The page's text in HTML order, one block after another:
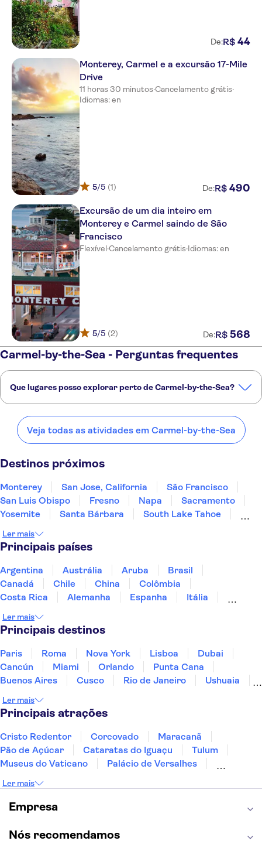
De:R$ 44
Monterey, Carmel e a excursão 17-Mile
Drive
11 horas 30 minutos·Cancelamento grátis·
Idiomas: en
5/5 (1) De:R$ 490
Excursão de um dia inteiro em
Monterey e Carmel saindo de São
Francisco
Flexível·Cancelamento grátis·Idiomas: en
5/5 (2) De:R$ 568
Carmel-by-the-Sea - Perguntas frequentes
Que lugares posso explorar perto de Carmel-by-the-Sea?
Carmel-by-the-Sea:
Monterey
San Luis Obispo
Veja todas as atividades em Carmel-by-the-Sea
Destinos próximos
Monterey San Jose, California
São Francisco
San Luis Obispo
Fresno Napa
Sacramento
Yosemite
Santa Bárbara
South Lake Tahoe
Reno
Santa Monica
Ler mais
Principais países
Argentina Austrália Aruba
Brasil
Canadá
Chile China
Colômbia
Costa Rica
Alemanha Espanha
Itália
Panamá
Peru
Ler mais
Principais destinos
Paris Roma Nova York Lisboa
Dubai
Cancún
Miami Orlando
Punta Cana
Buenos Aires
Cusco Rio de Janeiro
Ushuaia
Fernando de Noronha
Ler mais
Principais atrações
Cristo Redentor Corcovado
Maracanã
Pão de Açúcar
Cataratas do Iguaçu
Tulum
Museus do Vaticano
Palácio de Versalhes
Museu do Louvre
Sagrada Família
Estátua da Liberdade
Torre de Belém
Discovery Cove
Ler mais
Empresa
Nós recomendamos